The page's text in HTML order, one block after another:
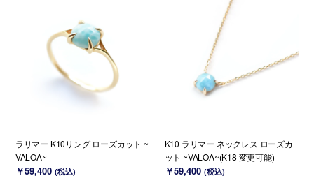
ラリマー K10リング ローズカット ~
VALOA~
￥59,400 (税込)
K10 ラリマー ネックレス ローズカ
ット ~VALOA~(K18 変更可能)
￥59,400 (税込)